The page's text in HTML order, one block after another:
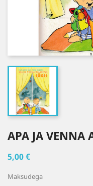
APA JA VENNA
5,00 €
Maksudega